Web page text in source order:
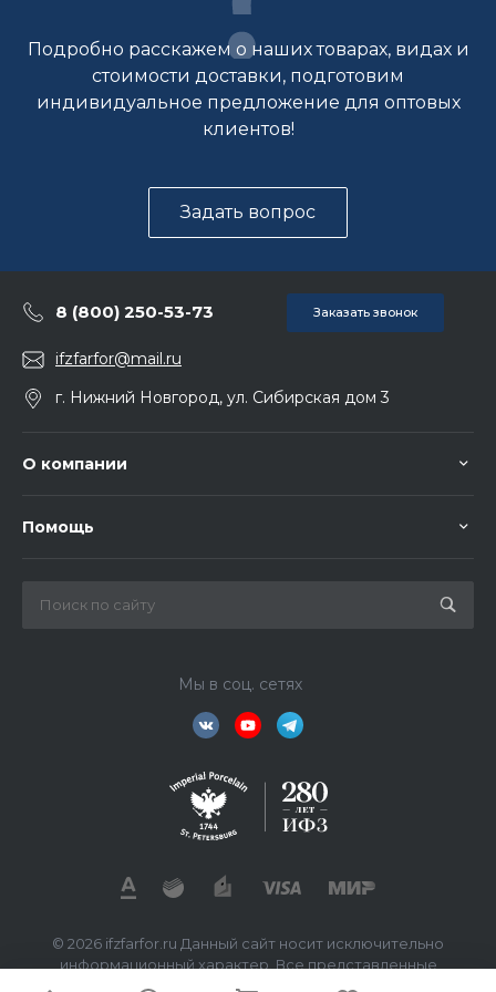
Подробно расскажем о наших товарах, видах и
стоимости доставки, подготовим
индивидуальное предложение для оптовых
клиентов!
Задать вопрос
8 (800) 250-53-73 Заказать звонок
ifzfarfor@mail.ru
г. Нижний Новгород, ул. Сибирская дом 3
О компании
Помощь
Мы в соц. сетях
© 2026 ifzfarfor.ru Данный сайт носит исключительно
информационный характер. Все представленные
предложения не являются офертой, определяемой